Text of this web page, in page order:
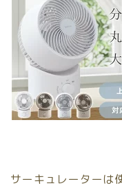
サーキュレーターは